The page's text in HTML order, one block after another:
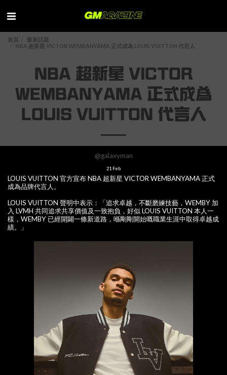
首頁
最新話題
NBA 超新星 VICTOR WEMBANYAMA 正式成為 LOUIS VUITTON 代言人
NBA 超新星 VICTOR
WEMBANYAMA 正式成為
LOUIS VUITTON 代言人
@galaxyman
21 Feb
LOUIS VUITTON 官方宣布 NBA 超新星 VICTOR WEMBANYAMA 正式
成為品牌代言人。
LOUIS VUITTON 聲明中表示：「追求卓越，不斷磨練技藝，WEMBY 加
入 LVMH 共同追求共享價值及一致抱負，好似 LOUIS VUITTON 本人一
樣，WEMBY 已經開闢一條新道路，喺剛剛開始嘅職業生涯中取得卓越成
績。」